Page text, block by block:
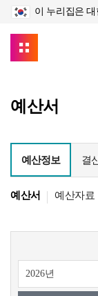
이 누리집은
예산서
예산정보 결
예산서 예산자료